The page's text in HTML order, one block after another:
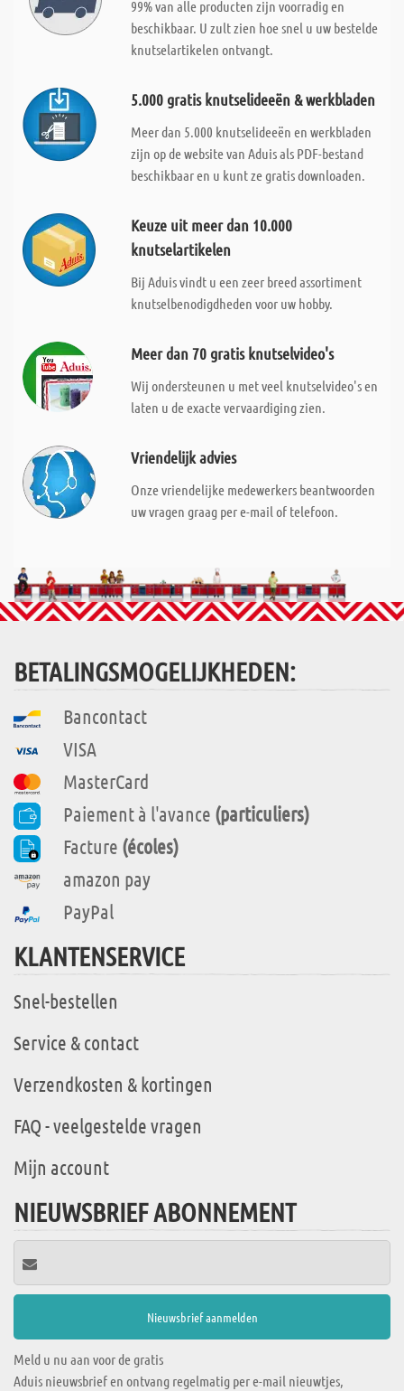
99% van alle producten zijn voorradig en
beschikbaar. U zult zien hoe snel u uw bestelde
knutselartikelen ontvangt.
5.000 gratis knutselideeën & werkbladen
Meer dan 5.000 knutselideeën en werkbladen
zijn op de website van Aduis als PDF-bestand
beschikbaar en u kunt ze gratis downloaden.
Keuze uit meer dan 10.000
knutselartikelen
Bij Aduis vindt u een zeer breed assortiment
knutselbenodigdheden voor uw hobby.
Meer dan 70 gratis knutselvideo's
Wij ondersteunen u met veel knutselvideo's en
laten u de exacte vervaardiging zien.
Vriendelijk advies
Onze vriendelijke medewerkers beantwoorden
uw vragen graag per e-mail of telefoon.
BETALINGSMOGELIJKHEDEN:
Bancontact
VISA
MasterCard
Paiement à l'avance (particuliers)
Facture (écoles)
amazon pay
PayPal
KLANTENSERVICE
Snel-bestellen
Service & contact
Verzendkosten & kortingen
FAQ - veelgestelde vragen
Mijn account
NIEUWSBRIEF ABONNEMENT
Meld u nu aan voor de gratis
Aduis nieuwsbrief en ontvang regelmatig per e-mail nieuwtjes,